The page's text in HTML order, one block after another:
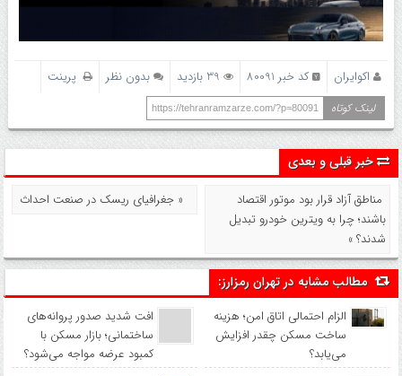
اکوایران کد خبر 80091 39 بازدید بدون نظر پرینت
لینک کوتاه https://tehranramzarze.com/?p=80091
خبر قبلی و بعدی
مناطق آزاد قرار بود موتور اقتصاد
باشند؛ چرا به ویترین خودرو تبدیل
شدند؟ »
« جغرافیای ریسک در صنعت احداث
مطالب مشابه در تهران رمزارز:
الزام احتمالی اتاق امن؛ هزینه
ساخت مسکن چقدر افزایش
می‌یابد؟
افت شدید صدور پروانه‌های
ساختمانی؛ بازار مسکن با
کمبود عرضه مواجه می‌شود؟